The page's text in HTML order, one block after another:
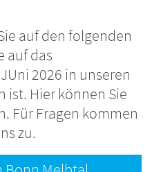
auf den folgenden
auf das
2026 in unseren
ist. Hier können Sie
Für Fragen kommen
zu.